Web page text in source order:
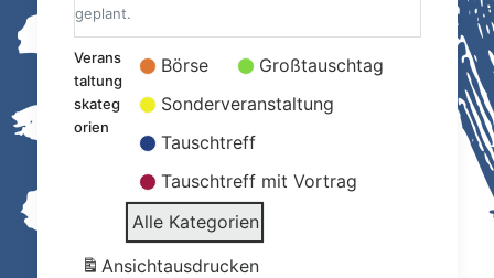
geplant.
Verans
taltung
skateg
orien
Börse
Großtauschtag
Sonderveranstaltung
Tauschtreff
Tauschtreff mit Vortrag
Alle Kategorien
Ansichtausdrucken